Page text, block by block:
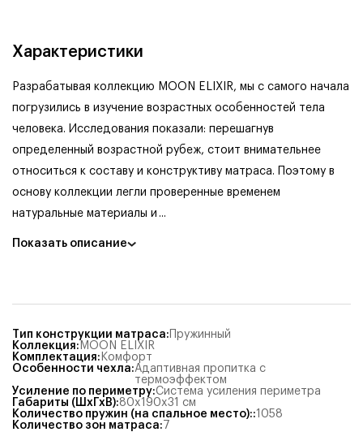
Характеристики
Разрабатывая коллекцию MOON ELIXIR, мы с самого начала
погрузились в изучение возрастных особенностей тела
человека. Исследования показали: перешагнув
определенный возрастной рубеж, стоит внимательнее
относиться к составу и конструктиву матраса. Поэтому в
основу коллекции легли проверенные временем
натуральные материалы и ...
Показать описание
Тип конструкции матраса: Пружинный
Коллекция: MOON ELIXIR
Комплектация: Комфорт
Особенности чехла:Адаптивная пропитка с
термоэффектом
Усиление по периметру:Система усиления периметра
Габариты (ШхГхВ):80x190x31
см
Количество пружин (на спальное место)::1058
Количество зон матраса: 7